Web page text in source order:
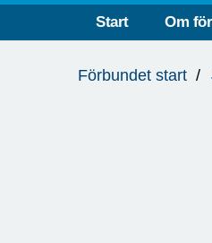
Start Om
är
Förbundet start